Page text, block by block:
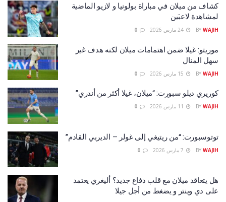
كشاف من ميلان في مباراة بولونيا و لازيو الماضية
لمشاهدة لاعبَين
BY WAJIH
موريتو: غيلا ضمن اهتمامات ميلان لكنه هدف غير
سهل المنال
BY WAJIH
كوريري ديلو سبورت: “ميلان، غيلا أكثر من أندري”
BY WAJIH
توتوسبورت: “من ريتيغي إلى غولر – الديربي القادم”
BY WAJIH
هل يتعاقد ميلان مع قلب دفاع جديد؟ أليغري يعتمد
على دي وينتر و يضغط من أجل جيلا